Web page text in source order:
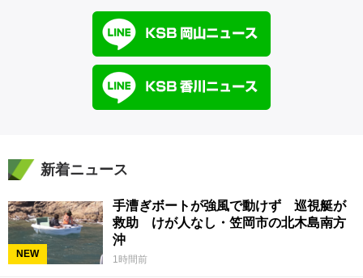
新着ニュース
NEW
手漕ぎボートが強風で動けず 巡視艇が
救助 けが人なし・笠岡市の北木島南方
沖
1時間前